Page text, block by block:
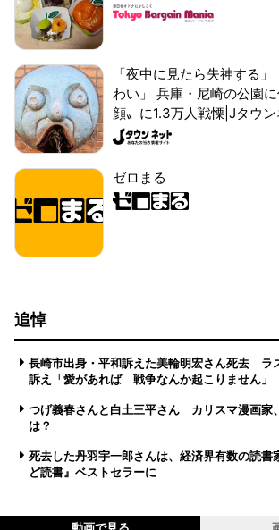
「夜中に見たら失神する
わい」 兵庫・尼崎の公園
顔〟に1.3万人戦慄|Jタウン
ゼロまる
追悼
長崎市出身・平和訴えた美輪明宏さん死去 ラ
訴え「愛があれば 戦争なんか起こりません」
つげ義春さんと白土三平さん カリスマ漫画家
は？
死去した丹羽宇一郎さんは、経済界有数の読
ど読書』ベストセラーに